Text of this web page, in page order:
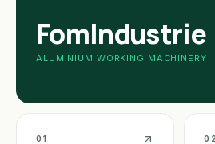
FomIndustrie
ALUMINIUM WORKING MACHINERY
01 02